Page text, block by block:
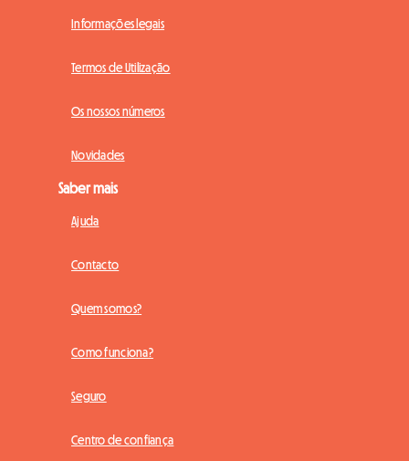
Informações legais
Termos de Utilização
Os nossos números
Novidades
Saber mais
Ajuda
Contacto
Quem somos?
Como funciona?
Seguro
Centro de confiança